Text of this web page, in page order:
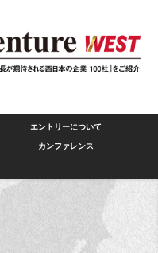
エントリーについて
カンファレンス